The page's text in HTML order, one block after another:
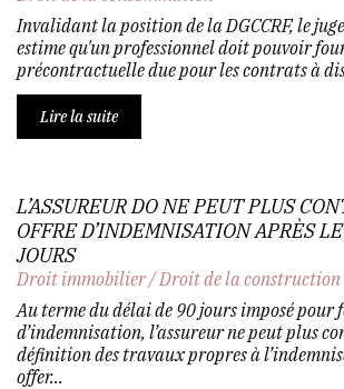
Invalidant la position de la DGCCRF, le
estime qu'un professionnel doit pouvoir
précontractuelle due pour les contrats à
Lire la suite
L’ASSUREUR DO NE PEUT PLUS
OFFRE D’INDEMNISATION APRÈS
JOURS
Droit immobilier/Droit de la construction
Au terme du délai de 90 jours imposé pour
d’indemnisation, l’assureur ne peut plus
définition des travaux propres à
offer...